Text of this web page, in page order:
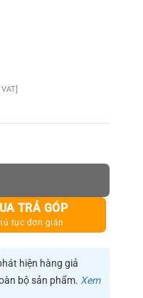
2 cổng USB còn lại kết
với 1080P@60Hz
dùng chung 1 màn hình,
TRẢ GÓP
tục đơn giản
hiện hàng giả
bộ sản phẩm. Xem